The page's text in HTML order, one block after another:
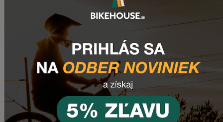
PRÍSLUŠENSTVO
Náhradné tesnenie pre pumpy LEZYNE SEAL KIT FOR
ALLOY DRIVE
Na externom sklade